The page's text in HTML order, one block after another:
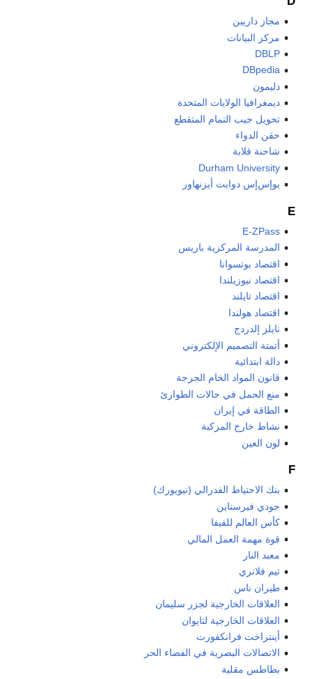
مجاز داريين
مركز البيانات
DBLP
DBpedia
دليمون
ديمغرافيا الولايات المتحدة
تحويل جيب التمام المتقطع
حقن الدواء
شاحنة قلابة
Durham University
يوإس‌إس دوايت أيزنهاور
E
E-ZPass
المدرسة المركزية باريس
اقتصاد بوتسوانا
اقتصاد نيوزيلندا
اقتصاد تايلند
اقتصاد هولندا
نايلز إلدردج
أتمتة التصميم الإلكتروني
دالة ابتدائية
قانون المواد الخام الحرجة
منع الحمل في حالات الطوارئ
الطاقة في إيران
نشاط خارج المركبة
لون العين
F
بنك الاحتياط الفدرالي (نيويورك)
جودي فيرستاين
كأس العالم للفيفا
قوة مهمة العمل المالي
معبد النار
تيم فلانري
طيران ناس
العلاقات الخارجية لجزر سليمان
العلاقات الخارجية لتايوان
أينتراخت فرانكفورت
الاتصالات البصرية في الفضاء الحر
بطاطس مقلية